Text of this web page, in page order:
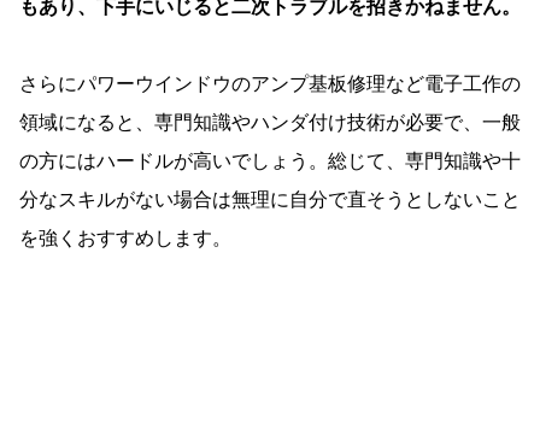
もあり、下手にいじると二次トラブルを招きかねません。
さらにパワーウインドウのアンプ基板修理など電子工作の
領域になると、専門知識やハンダ付け技術が必要で、一般
の方にはハードルが高いでしょう。総じて、専門知識や十
分なスキルがない場合は無理に自分で直そうとしないこと
を強くおすすめします。